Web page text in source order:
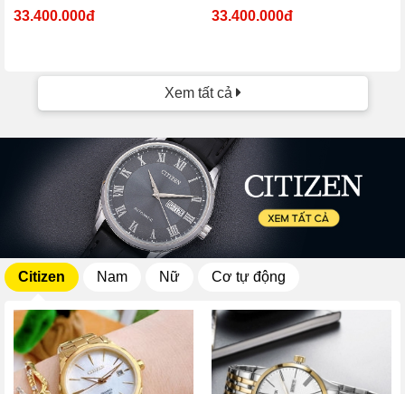
33.400.000đ
33.400.000đ
Xem tất cả
Citizen Nam Nữ Cơ tự động